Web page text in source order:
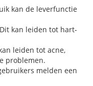
kan de leverfunctie
kan leiden tot hart-
leiden tot acne,
problemen.
melden een